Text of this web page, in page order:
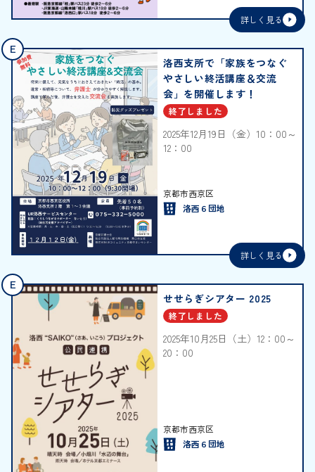
詳しく見る
E
洛西支所で「家族をつなぐ
やさしい終活講座＆交流
会」を開催します！
終了しました
2025年12月19日（金）10：00～
12：00
京都市西京区
洛西６団地
詳しく見る
E
せせらぎシアター 2025
終了しました
2025年10月25日（土）12：00～
20：00
京都市西京区
洛西６団地